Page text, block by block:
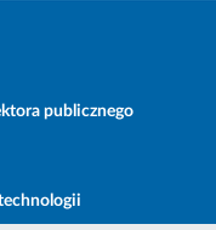
publicznego